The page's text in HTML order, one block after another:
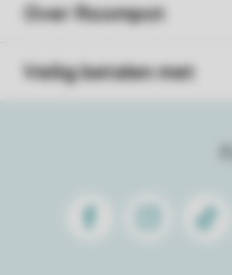
FacebookInstagram
Tiktok
Over Roompot
Veilig betalen met